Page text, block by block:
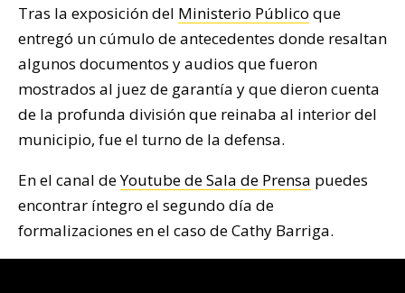
Tras la exposición del Ministerio Público que
entregó un cúmulo de antecedentes donde resaltan
algunos documentos y audios que fueron
mostrados al juez de garantía y que dieron cuenta
de la profunda división que reinaba al interior del
municipio, fue el turno de la defensa.
En el canal deYoutube de Sala de Prensa puedes
encontrar íntegro el segundo día de
formalizaciones en el caso de Cathy Barriga.